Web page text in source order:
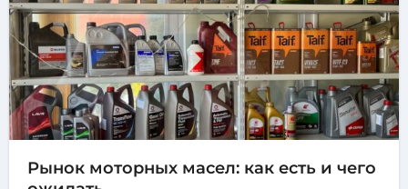
Рынок моторных масел: как есть и чего